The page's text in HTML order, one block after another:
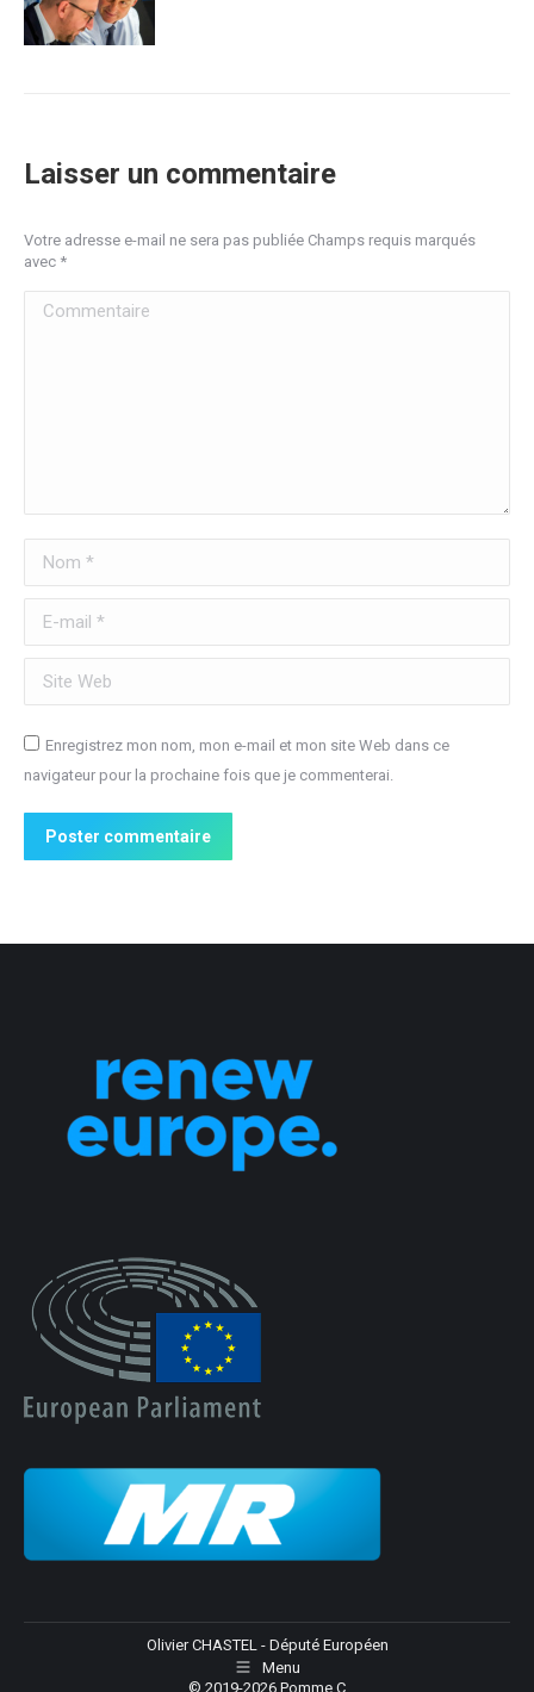
Laisser un commentaire
Votre adresse e-mail ne sera pas publiée Champs requis marqués
avec *
Commentaire
Nom *
E-mail *
Site Web
Enregistrez mon nom, mon e-mail et mon site Web dans ce
navigateur pour la prochaine fois que je commenterai.
Poster commentaire
Olivier CHASTEL - Député Européen
Menu
© 2019-2026 Pomme C